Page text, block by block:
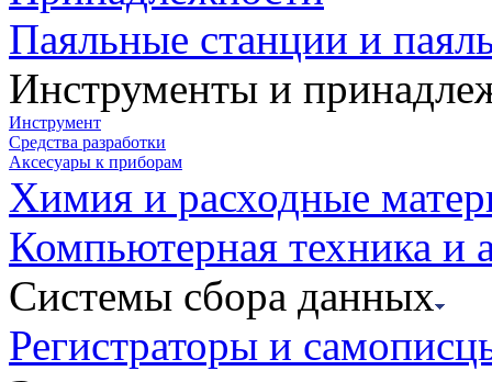
Паяльные станции и
Инструменты и
Инструмент
Средства разработки
Аксесуары к приборам
Химия и расходные
Компьютерная техника и
Системы сбора данных
Регистраторы и